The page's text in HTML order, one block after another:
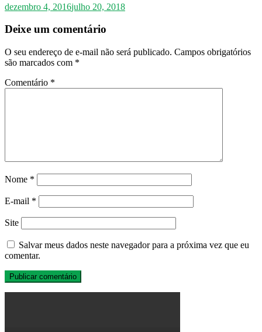
dezembro 4, 2016julho 20, 2018
Deixe um comentário
O seu endereço de e-mail não será publicado. Campos obrigatórios
são marcados com *
Comentário *
Nome *
E-mail *
Site
Salvar meus dados neste navegador para a próxima vez que eu
comentar.